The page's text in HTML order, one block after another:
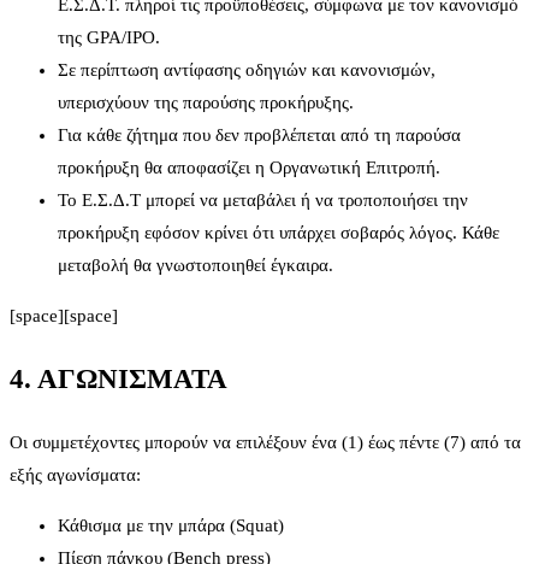
Ε.Σ.Δ.Τ. πληροί τις προϋποθέσεις, σύμφωνα με τον κανονισμό
της GPA/IPO.
Σε περίπτωση αντίφασης οδηγιών και κανονισμών,
υπερισχύουν της παρούσης προκήρυξης.
Για κάθε ζήτημα που δεν προβλέπεται από τη παρούσα
προκήρυξη θα αποφασίζει η Οργανωτική Επιτροπή.
Το Ε.Σ.Δ.Τ μπορεί να μεταβάλει ή να τροποποιήσει την
προκήρυξη εφόσον κρίνει ότι υπάρχει σοβαρός λόγος. Κάθε
μεταβολή θα γνωστοποιηθεί έγκαιρα.
[space][space]
4. ΑΓΩΝΙΣΜΑΤΑ
Οι συμμετέχοντες μπορούν να επιλέξουν ένα (1) έως πέντε (7) από τα
εξής αγωνίσματα:
Κάθισμα με την μπάρα (Squat)
Πίεση πάγκου (Bench press)